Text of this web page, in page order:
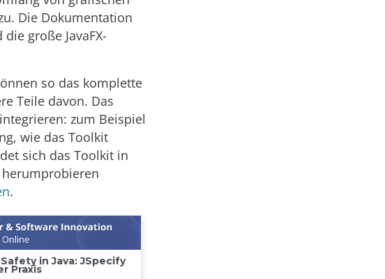
Die Dokumentation
große JavaFX-
so das komplette
Teile davon. Das
zum Beispiel
wie das Toolkit
sich das Toolkit in
.